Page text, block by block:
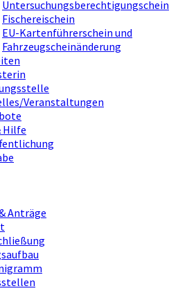
Untersuchungsberechtigungschein
Fischereischein
EU-Kartenführerschein und
Fahrzeugscheinänderung
Veranstaltungen
Hilfe
Anträge